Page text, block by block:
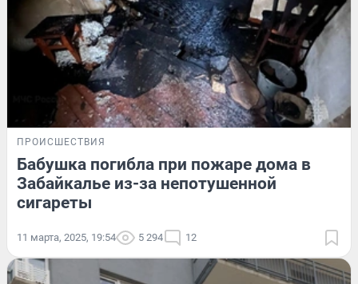
ПРОИСШЕСТВИЯ
Бабушка погибла при пожаре дома в
Забайкалье из-за непотушенной
сигареты
11 марта, 2025, 19:54 5 294 12